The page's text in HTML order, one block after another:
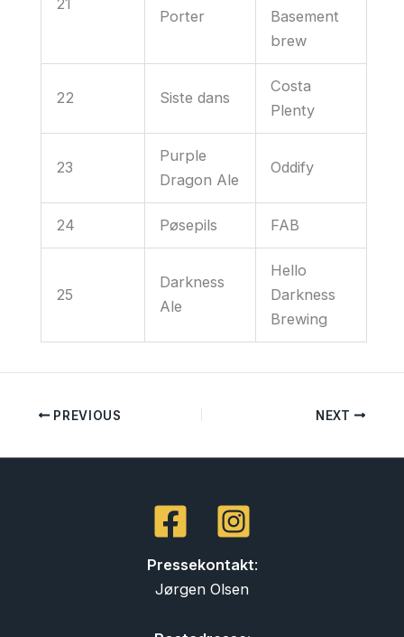
Porter
Basement
brew
22 Siste dans
Costa
Plenty
23
Purple
Dragon Ale
Oddify
24 Pøsepils FAB
25
Darkness
Ale
Hello
Darkness
Brewing
PREVIOUS NEXT
Pressekontakt:
Jørgen Olsen